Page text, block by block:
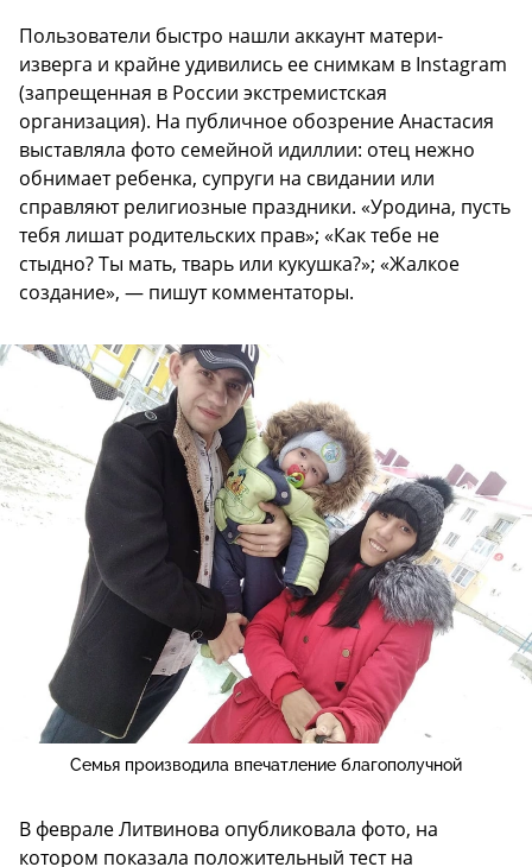
Пользователи быстро нашли аккаунт матери-
изверга и крайне удивились ее снимкам в Instagram
(запрещенная в России экстремистская
организация). На публичное обозрение Анастасия
выставляла фото семейной идиллии: отец нежно
обнимает ребенка, супруги на свидании или
справляют религиозные праздники. «Уродина, пусть
тебя лишат родительских прав»; «Как тебе не
стыдно? Ты мать, тварь или кукушка?»; «Жалкое
создание», — пишут комментаторы.
Семья производила впечатление благополучной
В феврале Литвинова опубликовала фото, на
котором показала положительный тест на